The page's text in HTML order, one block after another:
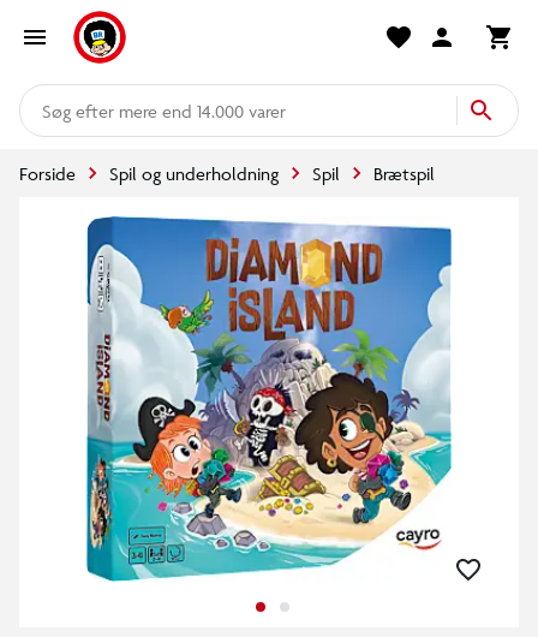
mere end 14.000 varer
Forside Spil og underholdning Spil Brætspil